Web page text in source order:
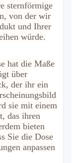
sternförmige
von der wir
und Ihrer
würde.
hat die Maße
über
der ihr ein
sie mit einem
das ihren
bieten
Sie die Dose
anpassen